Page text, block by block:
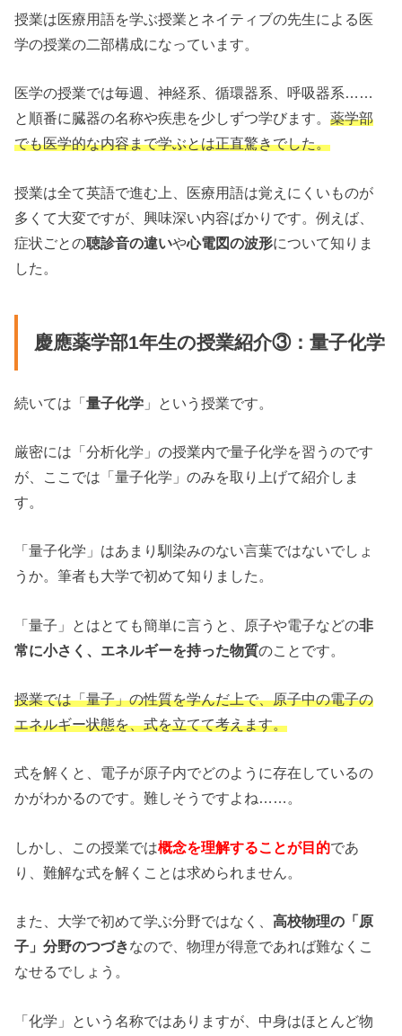
授業は医療用語を学ぶ授業とネイティブの先生による医
学の授業の二部構成になっています。
医学の授業では毎週、神経系、循環器系、呼吸器系……
と順番に臓器の名称や疾患を少しずつ学びます。薬学部
でも医学的な内容まで学ぶとは正直驚きでした。
授業は全て英語で進む上、医療用語は覚えにくいものが
多くて大変ですが、興味深い内容ばかりです。例えば、
症状ごとの聴診音の違いや心電図の波形について知りま
した。
慶應薬学部1年生の授業紹介③：量子化学
続いては「量子化学 」という授業です。
厳密には「分析化学」の授業内で量子化学を習うのです
が、ここでは「量子化学」のみを取り上げて紹介しま
す。
「量子化学」はあまり馴染みのない言葉ではないでしょ
うか。筆者も大学で初めて知りました。
「量子」とはとても簡単に言うと、原子や電子などの非
常に小さく、エネルギーを持った物質のことです。
授業では「量子」の性質を学んだ上で、原子中の電子の
エネルギー状態を、式を立てて考えます。
式を解くと、電子が原子内でどのように存在しているの
かがわかるのです。難しそうですよね……。
しかし、この授業では概念を理解することが目的であ
り、難解な式を解くことは求められません。
また、大学で初めて学ぶ分野ではなく、高校物理の「原
子」分野のつづきなので、物理が得意であれば難なくこ
なせるでしょう。
「化学」という名称ではありますが、中身はほとんど物